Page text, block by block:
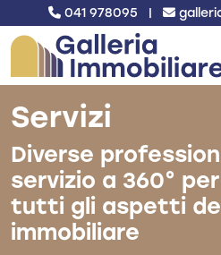
041 978095 |
Servizi
Diverse
servizio a 360°
tutti gli aspetti
immobiliare